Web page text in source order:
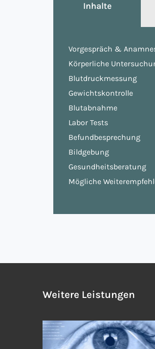
Inhalte
Vorgespräch &
Körperliche
Blutdruckmessung
Gewichtskontrolle
Blutabnahme
Labor Tests
Befundbesprechung
Bildgebung
Gesundheitsberatung
Mögliche
Weitere Leistungen